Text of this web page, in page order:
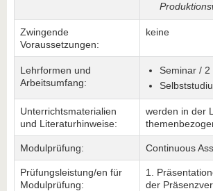
Zwingende
Voraussetzungen:
keine
Lehrformen und
Arbeitsumfang:
Seminar / 2
Unterrichtsmaterialien
und Literaturhinweise:
werden in der
Modulprüfung: Continuous
Prüfungsleistung/en für
Modulprüfung:
1.
der